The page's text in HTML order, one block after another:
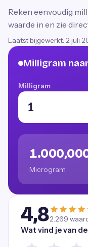
Reken eenvoudig
waarde in en zie
Laatst bijgewerkt: 2 juli
Milligram
Milligram
Microgram
4,82.269
Wat vind je van